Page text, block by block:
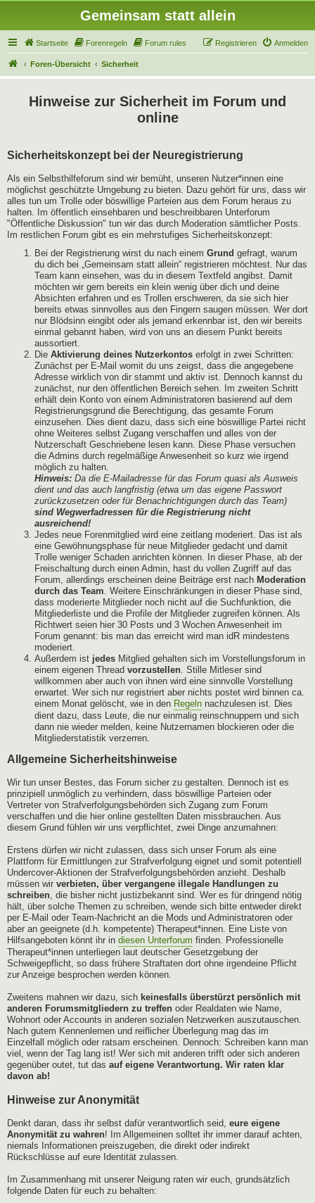
Gemeinsam statt allein
Startseite Forenregeln Forum rules Anmelden
Registrieren
Foren-Übersicht Sicherheit
Hinweise zur Sicherheit im Forum und
online
Sicherheitskonzept bei der Neuregistrierung
Als ein Selbsthilfeforum sind wir bemüht, unseren Nutzer*innen eine
möglichst geschützte Umgebung zu bieten. Dazu gehört für uns, dass wir
alles tun um Trolle oder böswillige Parteien aus dem Forum heraus zu
halten. Im öffentlich einsehbaren und beschreibbaren Unterforum
"Öffentliche Diskussion" tun wir das durch Moderation sämtlicher Posts.
Im restlichen Forum gibt es ein mehrstufiges Sicherheitskonzept:
Bei der Registrierung wirst du nach einem Grund gefragt, warum
du dich bei „Gemeinsam statt allein“ registrieren möchtest. Nur das
Team kann einsehen, was du in diesem Textfeld angibst. Damit
möchten wir gern bereits ein klein wenig über dich und deine
Absichten erfahren und es Trollen erschweren, da sie sich hier
bereits etwas sinnvolles aus den Fingern saugen müssen. Wer dort
nur Blödsinn eingibt oder als jemand erkennbar ist, den wir bereits
einmal gebannt haben, wird von uns an diesem Punkt bereits
aussortiert.
Die Aktivierung deines Nutzerkontos erfolgt in zwei Schritten:
Zunächst per E-Mail womit du uns zeigst, dass die angegebene
Adresse wirklich von dir stammt und aktiv ist. Dennoch kannst du
zunächst, nur den öffentlichen Bereich sehen. Im zweiten Schritt
erhält dein Konto von einem Administratoren basierend auf dem
Registrierungsgrund die Berechtigung, das gesamte Forum
einzusehen. Dies dient dazu, dass sich eine böswillige Partei nicht
ohne Weiteres selbst Zugang verschaffen und alles von der
Nutzerschaft Geschriebene lesen kann. Diese Phase versuchen
die Admins durch regelmäßige Anwesenheit so kurz wie irgend
möglich zu halten.
Hinweis: Da die E-Mailadresse für das Forum quasi als Ausweis
dient und das auch langfristig (etwa um das eigene Passwort
zurückzusetzen oder für Benachrichtigungen durch das Team)
sind Wegwerfadressen für die Registrierung nicht
ausreichend!
Jedes neue Forenmitglied wird eine zeitlang moderiert. Das ist als
eine Gewöhnungsphase für neue Mitglieder gedacht und damit
Trolle weniger Schaden anrichten können. In dieser Phase, ab der
Freischaltung durch einen Admin, hast du vollen Zugriff auf das
Forum, allerdings erscheinen deine Beiträge erst nach Moderation
durch das Team. Weitere Einschränkungen in dieser Phase sind,
dass moderierte Mitglieder noch nicht auf die Suchfunktion, die
Mitgliederliste und die Profile der Mitglieder zugreifen können. Als
Richtwert seien hier 30 Posts und 3 Wochen Anwesenheit im
Forum genannt: bis man das erreicht wird man idR mindestens
moderiert.
Außerdem ist jedes Mitglied gehalten sich im Vorstellungsforum in
einem eigenen Thread vorzustellen. Stille Mitleser sind
willkommen aber auch von ihnen wird eine sinnvolle Vorstellung
erwartet. Wer sich nur registriert aber nichts postet wird binnen ca.
einem Monat gelöscht, wie in den Regeln nachzulesen ist. Dies
dient dazu, dass Leute, die nur einmalig reinschnuppern und sich
dann nie wieder melden, keine Nutzernamen blockieren oder die
Mitgliederstatistik verzerren.
Allgemeine Sicherheitshinweise
Wir tun unser Bestes, das Forum sicher zu gestalten. Dennoch ist es
prinzipiell unmöglich zu verhindern, dass böswillige Parteien oder
Vertreter von Strafverfolgungsbehörden sich Zugang zum Forum
verschaffen und die hier online gestellten Daten missbrauchen. Aus
diesem Grund fühlen wir uns verpflichtet, zwei Dinge anzumahnen:
Erstens dürfen wir nicht zulassen, dass sich unser Forum als eine
Plattform für Ermittlungen zur Strafverfolgung eignet und somit potentiell
Undercover-Aktionen der Strafverfolgungsbehörden anzieht. Deshalb
müssen wir verbieten, über vergangene illegale Handlungen zu
schreiben, die bisher nicht justizbekannt sind. Wer es für dringend nötig
hält, über solche Themen zu schreiben, wende sich bitte entweder direkt
per E-Mail oder Team-Nachricht an die Mods und Administratoren oder
aber an geeignete (d.h. kompetente) Therapeut*innen. Eine Liste von
Hilfsangeboten könnt ihr in diesen Unterforum finden. Professionelle
Therapeut*innen unterliegen laut deutscher Gesetzgebung der
Schweigepflicht, so dass frühere Straftaten dort ohne irgendeine Pflicht
zur Anzeige besprochen werden können.
Zweitens mahnen wir dazu, sich keinesfalls überstürzt persönlich mit
anderen Forumsmitgliedern zu treffen oder Realdaten wie Name,
Wohnort oder Accounts in anderen sozialen Netzwerken auszutauschen.
Nach gutem Kennenlernen und reiflicher Überlegung mag das im
Einzelfall möglich oder ratsam erscheinen. Dennoch: Schreiben kann man
viel, wenn der Tag lang ist! Wer sich mit anderen trifft oder sich anderen
gegenüber outet, tut das auf eigene Verantwortung. Wir raten klar
davon ab!
Hinweise zur Anonymität
Denkt daran, dass ihr selbst dafür verantwortlich seid, eure eigene
Anonymität zu wahren! Im Allgemeinen solltet ihr immer darauf achten,
niemals Informationen preiszugeben, die direkt oder indirekt
Rückschlüsse auf eure Identität zulassen.
Im Zusammenhang mit unserer Neigung raten wir euch, grundsätzlich
folgende Daten für euch zu behalten: